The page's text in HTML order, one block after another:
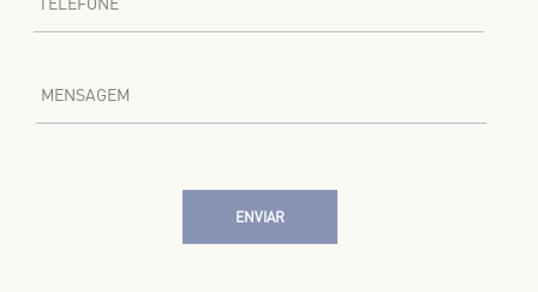
MENSAGEM
ENVIAR